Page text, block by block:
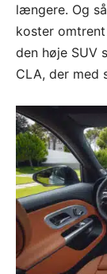
længere. Og
koster
den høje SUV
CLA, der med